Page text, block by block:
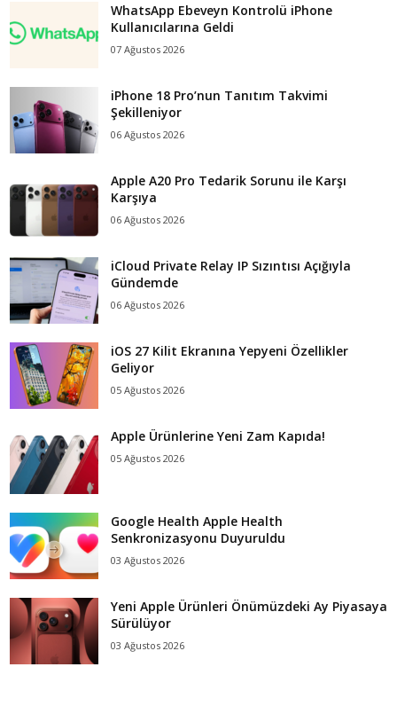
WhatsApp Ebeveyn Kontrolü iPhone
Kullanıcılarına Geldi
07 Ağustos 2026
iPhone 18 Pro’nun Tanıtım Takvimi
Şekilleniyor
06 Ağustos 2026
Apple A20 Pro Tedarik Sorunu ile Karşı
Karşıya
06 Ağustos 2026
iCloud Private Relay IP Sızıntısı Açığıyla
Gündemde
06 Ağustos 2026
iOS 27 Kilit Ekranına Yepyeni Özellikler
Geliyor
05 Ağustos 2026
Apple Ürünlerine Yeni Zam Kapıda!
05 Ağustos 2026
Google Health Apple Health
Senkronizasyonu Duyuruldu
03 Ağustos 2026
Yeni Apple Ürünleri Önümüzdeki Ay Piyasaya
Sürülüyor
03 Ağustos 2026